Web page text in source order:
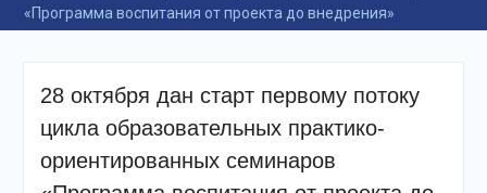
«Программа воспитания от проекта до внедрения»
28 октября дан старт первому потоку
цикла образовательных практико-
ориентированных семинаров